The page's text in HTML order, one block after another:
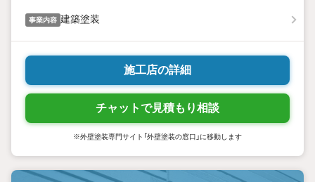
事業内容 建築塗装
施工店の詳細
チャットで見積もり相談
※外壁塗装専門サイト「外壁塗装の窓口」に移動します